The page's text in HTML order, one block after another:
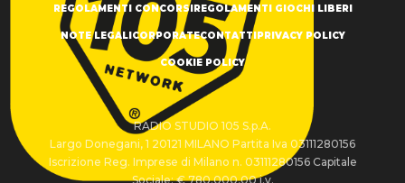
REGOLAMENTI CONCORSI REGOLAMENTI GIOCHI LIBERI
NOTE LEGALI CORPORATECONTATTI PRIVACY POLICY
COOKIE POLICY
RADIO STUDIO 105 S.p.A.
Largo Donegani, 1 20121 MILANO Partita Iva 03111280156
Iscrizione Reg. Imprese di Milano n. 03111280156 Capitale
Sociale: € 780.000,00 i.v.